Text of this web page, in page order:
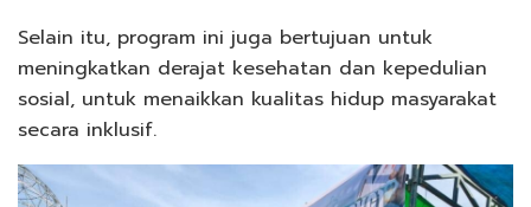
Selain itu, program ini juga bertujuan untuk
meningkatkan derajat kesehatan dan kepedulian
sosial, untuk menaikkan kualitas hidup masyarakat
secara inklusif.